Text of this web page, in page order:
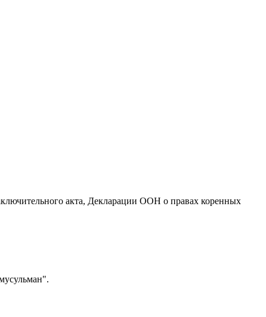
акта, Декларации ООН о правах коренных